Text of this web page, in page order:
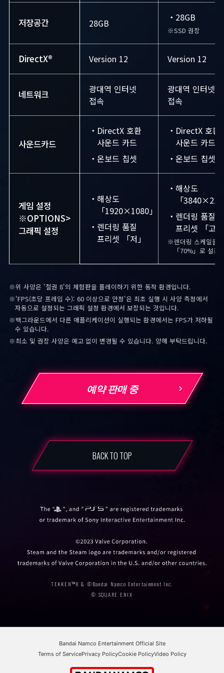
저장공간 28GB ・28GB
※SSD 권장
DirectX® Version 12 Version 12
네트워크
광대역 인터넷
접속
광대역 인터넷
접속
사운드카드
・DirectX 호환
사운드 카드
・온보드 칩셋
・DirectX 호환
사운드 카드
・온보드 칩셋
게임 설정
※OPTIONS>
그래픽 설정
・해상도
「1920×1080」
・렌더링 품질
프리셋 「저」
・해상도
「
・렌더링 품질
프리셋 「고」
※렌더링 스케일을
「70%」로 설정
※위 사양은 '철권 8'의 체험판을 플레이하기 위한 동작 환경입니다.
※'FPS(초당 프레임 수): 60 이상으로 안정'은 최초 실행 시 사양 측정에서
자동으로 설정되는 그래픽 설정 환경에서 보장되는 것입니다.
※백그라운드에서 다른 애플리케이션이 실행되는 환경에서는 FPS가 저하될
수 있습니다.
※최소 및 권장 사양은 예고 없이 변경될 수 있습니다. 양해 부탁드립니다.
예약 판매 중
BACK TO TOP
TEKKEN™8 & ©Bandai Namco Entertainment Inc.
© SQUARE ENIX
Bandai Namco Entertainment Official Site
Terms of ServicePrivacy PolicyCookie PolicyVideo Policy